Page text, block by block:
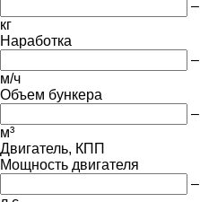
–
кг
Наработка
–
м/ч
Объем бункера
–
м³
Двигатель, КПП
Мощность двигателя
–